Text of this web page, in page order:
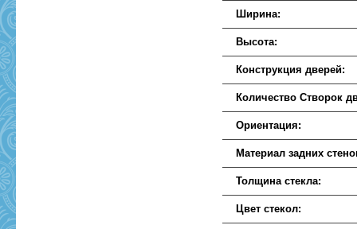
Ширина:
Высота:
Конструкция дверей:
Количество Створок
Ориентация:
Материал задних
Толщина стекла:
Цвет стекол: